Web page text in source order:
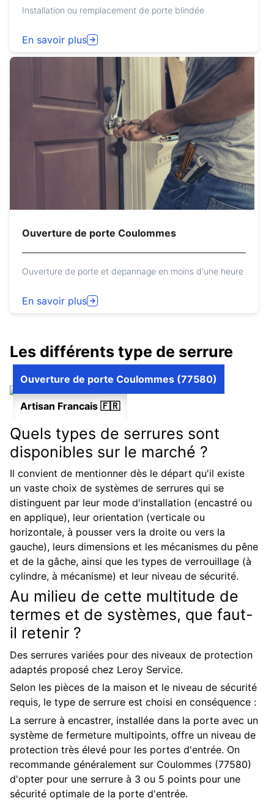
Installation ou remplacement de porte blindée
En savoir plus
Ouverture de porte Coulommes
Ouverture de porte et depannage en moins d'une heure
En savoir plus
Les différents type de serrure
Artisan Francais 🇫🇷
Ouverture de porte Coulommes (77580)
Quels types de serrures sont
disponibles sur le marché ?
Il convient de mentionner dès le départ qu'il existe
un vaste choix de systèmes de serrures qui se
distinguent par leur mode d'installation (encastré ou
en applique), leur orientation (verticale ou
horizontale, à pousser vers la droite ou vers la
gauche), leurs dimensions et les mécanismes du pêne
et de la gâche, ainsi que les types de verrouillage (à
cylindre, à mécanisme) et leur niveau de sécurité.
Au milieu de cette multitude de
termes et de systèmes, que faut-
il retenir ?
Des serrures variées pour des niveaux de protection
adaptés proposé chez Leroy Service.
Selon les pièces de la maison et le niveau de sécurité
requis, le type de serrure est choisi en conséquence :
La serrure à encastrer, installée dans la porte avec un
système de fermeture multipoints, offre un niveau de
protection très élevé pour les portes d'entrée. On
recommande généralement sur Coulommes (77580)
d'opter pour une serrure à 3 ou 5 points pour une
sécurité optimale de la porte d'entrée.